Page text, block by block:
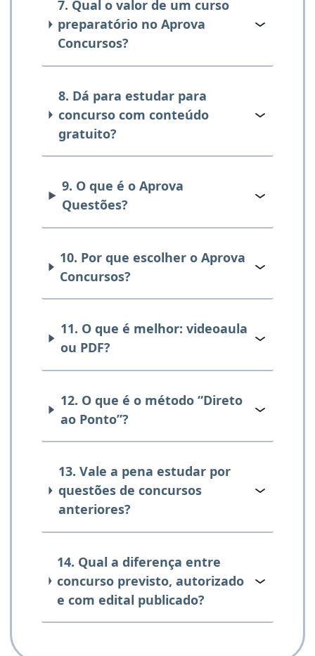
7. Qual o valor de um curso
preparatório no Aprova
Concursos?
8. Dá para estudar para
concurso com conteúdo
gratuito?
9. O que é o Aprova
Questões?
10. Por que escolher o Aprova
Concursos?
11. O que é melhor: videoaula
ou PDF?
12. O que é o método “Direto
ao Ponto”?
13. Vale a pena estudar por
questões de concursos
anteriores?
14. Qual a diferença entre
concurso previsto, autorizado
e com edital publicado?